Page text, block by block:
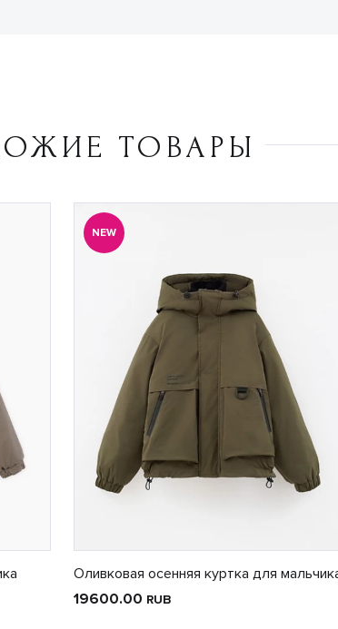
ТОВАРЫ
NEW
Оливковая осенняя куртка для
19600.00 RUB